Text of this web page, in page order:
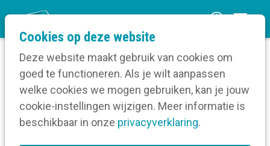
Cookies op deze website
Deze website maakt gebruik van cookies om
goed te functioneren. Als je wilt aanpassen
welke cookies we mogen gebruiken, kan je jouw
cookie-instellingen wijzigen. Meer informatie is
beschikbaar in onze privacyverklaring.
n
m
Home
Blog
Genderinclusieve communicatie - Sofie Verhalle